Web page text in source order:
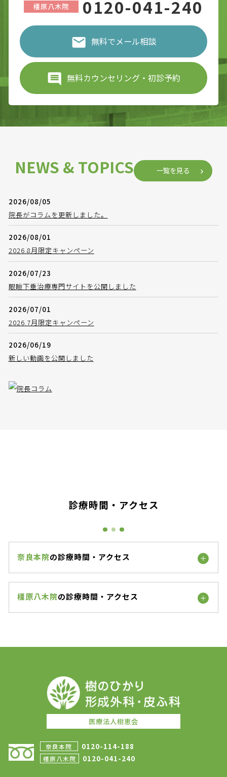
橿原八木院 0120-041-240
無料でメール相談
無料カウンセリング・初診予約
NEWS & TOPICS 一覧を見る
2026/08/05
院長がコラムを更新しました。
2026/08/01
2026.8月限定キャンペーン
2026/07/23
眼瞼下垂治療専門サイトを公開しました
2026/07/01
2026.7月限定キャンペーン
2026/06/19
新しい動画を公開しました
診療時間・アクセス
奈良本院の診療時間・アクセス
橿原八木院の診療時間・アクセス
医療法人樹恵会
奈良本院 0120-114-188
橿原八木院 0120-041-240